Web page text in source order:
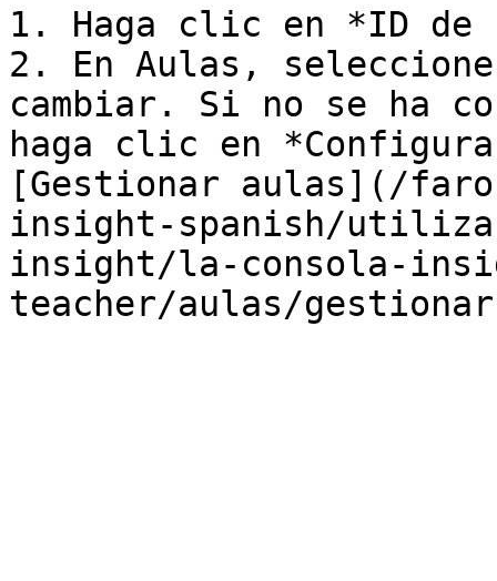
1. Haga clic en *ID de
2. En Aulas,
cambiar. Si no se ha
haga clic en
[Gestionar aulas](/
insight-spanish/
insight/la-consola-